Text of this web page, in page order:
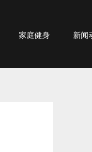
家庭健身 新闻